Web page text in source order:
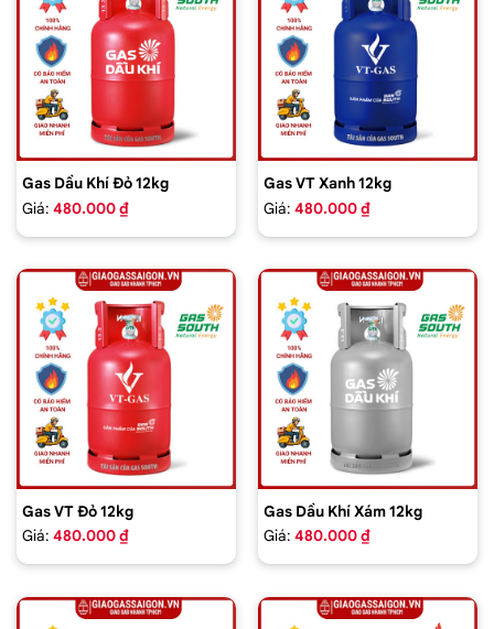
Gas Dầu Khí Đỏ 12kg
Giá: 480.000 ₫
Gas VT Xanh 12kg
Giá: 480.000 ₫
Gas VT Đỏ 12kg
Giá: 480.000 ₫
Gas Dầu Khí Xám 12kg
Giá: 480.000 ₫